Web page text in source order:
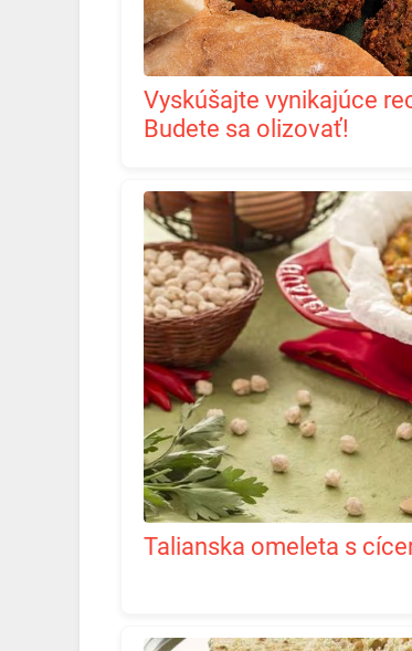
Vyskúšajte vynikajúce recepty s falafelom ešte dnes.
Budete sa olizovať!
Talianska omeleta s